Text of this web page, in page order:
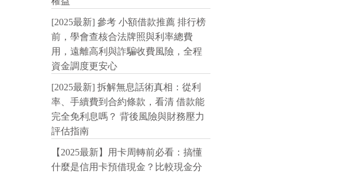
[2025最新] 參考 小額借款推薦 排行榜
前，學會查核合法牌照與利率總費
用，遠離高利與詐騙收費風險，全程
資金調度更安心
[2025最新] 拆解無息話術真相：從利
率、手續費到合約條款，看清 借款能
完全免利息嗎？ 背後風險與財務壓力
評估指南
【2025最新】用卡周轉前必看：搞懂
什麼是信用卡預借現金？比較現金分